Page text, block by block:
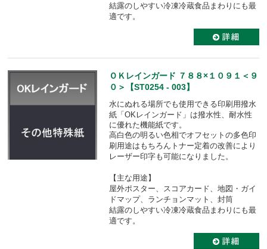
結露のしやすい冷凍冷蔵食品まわりにも最
適です。
ＯＫレインガード ７８８×１０９１＜９
０＞【ST0254 - 003】
水にぬれる場所でも使用できる印刷用撥水
紙「OKレインガード」は撥水性、耐水性
に優れた機能紙です。
高白色の明るい色相でオフセットの多色印
刷用途はもちろんトナー定着の改善により
レーザー印字も可能になりました。
【主な用途】
屋外ポスター、スコアカード、地図・ガイ
ドマップ、ランチョンマット、封筒
結露のしやすい冷凍冷蔵食品まわりにも最
適です。